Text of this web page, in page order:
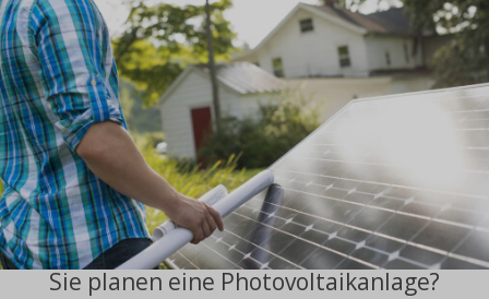
Sie planen eine Photovoltaikanlage?